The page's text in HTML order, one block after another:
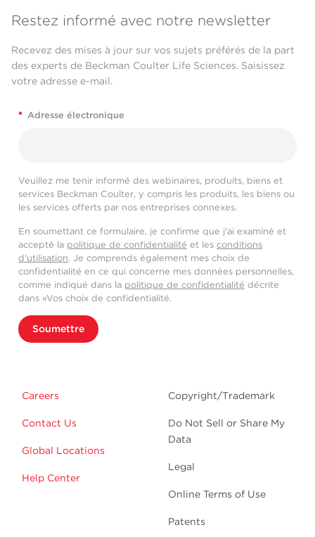
Restez informé avec notre newsletter
Recevez des mises à jour sur vos sujets préférés de la part
des experts de Beckman Coulter Life Sciences. Saisissez
votre adresse e-mail.
* Adresse électronique
Veuillez me tenir informé des webinaires, produits, biens et
services Beckman Coulter, y compris les produits, les biens ou
les services offerts par nos entreprises connexes.
En soumettant ce formulaire, je confirme que j'ai examiné et
accepté la politique de confidentialité et les conditions
d'utilisation. Je comprends également mes choix de
confidentialité en ce qui concerne mes données personnelles,
comme indiqué dans la politique de confidentialité décrite
dans «Vos choix de confidentialité.
Soumettre
Careers
Contact Us
Global Locations
Help Center
Copyright/Trademark
Do Not Sell or Share My
Data
Legal
Online Terms of Use
Patents